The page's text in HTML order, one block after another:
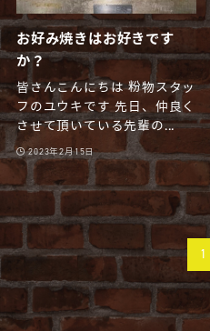
お好み焼きはお好きです
か？
皆さんこんにちは 粉物スタッ
フのユウキです 先日、仲良く
させて頂いている先輩の...
2023年2月15日
1